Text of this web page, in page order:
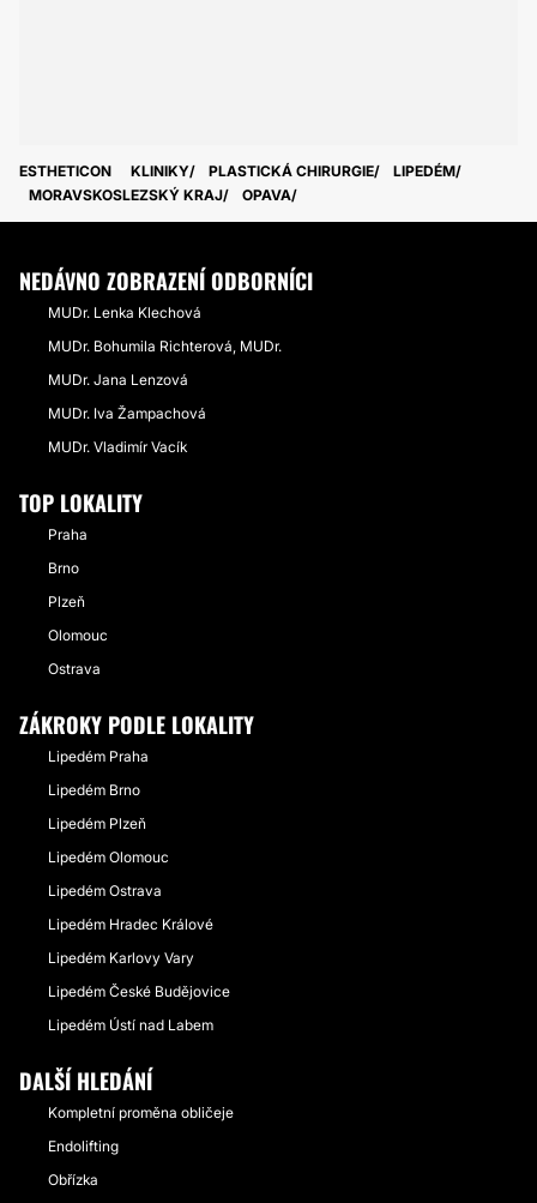
ESTHETICON KLINIKY PLASTICKÁ CHIRURGIE
LIPEDÉM
MORAVSKOSLEZSKÝ KRAJ
OPAVA
NEDÁVNO ZOBRAZENÍ ODBORNÍCI
MUDr. Lenka Klechová
MUDr. Bohumila Richterová, MUDr.
MUDr. Jana Lenzová
MUDr. Iva Žampachová
MUDr. Vladimír Vacík
TOP LOKALITY
Praha
Brno
Plzeň
Olomouc
Ostrava
ZÁKROKY PODLE LOKALITY
Lipedém Praha
Lipedém Brno
Lipedém Plzeň
Lipedém Olomouc
Lipedém Ostrava
Lipedém Hradec Králové
Lipedém Karlovy Vary
Lipedém České Budějovice
Lipedém Ústí nad Labem
DALŠÍ HLEDÁNÍ
Kompletní proměna obličeje
Endolifting
Obřízka